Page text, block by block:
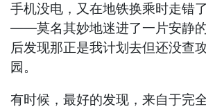
手机没电，又在地铁换乘时走错
——莫名其妙地迷进了一片安静
后发现那正是我计划去但还没查
园。
有时候，最好的发现，来自于完